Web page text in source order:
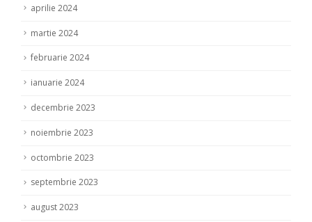
aprilie 2024
martie 2024
februarie 2024
ianuarie 2024
decembrie 2023
noiembrie 2023
octombrie 2023
septembrie 2023
august 2023